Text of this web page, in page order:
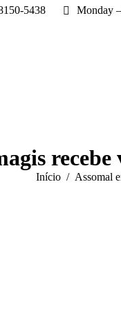
5438 Monday
recebe
Você está aqui:
Início Assomal